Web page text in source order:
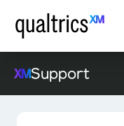
Support